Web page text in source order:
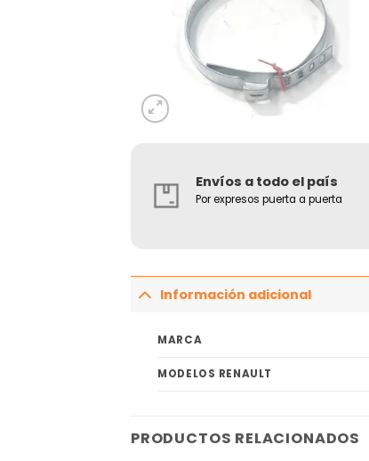
Envíos a todo el país
Por expresos puerta a puerta
Información adicional
MARCA
MODELOS RENAULT
PRODUCTOS RELACIONADOS